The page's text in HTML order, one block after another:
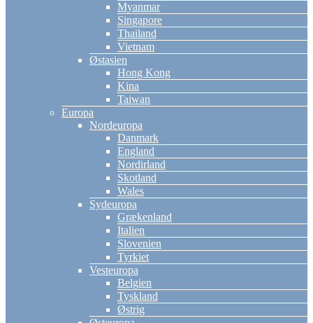
Myanmar
Singapore
Thailand
Vietnam
Østasien
Hong Kong
Kina
Taiwan
Europa
Nordeuropa
Danmark
England
Nordirland
Skotland
Wales
Sydeuropa
Grækenland
Italien
Slovenien
Tyrkiet
Vesteuropa
Belgien
Tyskland
Østrig